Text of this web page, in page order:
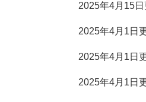
2025年4月15
2025年4月1日
2025年4月1日
2025年4月1日